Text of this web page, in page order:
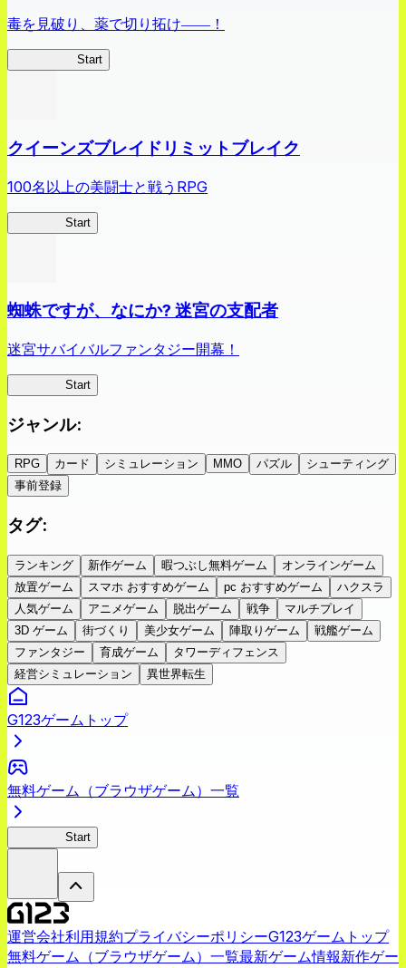
毒を見破り、薬で切り拓け――！
Start
クイーンズブレイドリミットブレイク
100名以上の美闘士と戦うRPG
Start
蜘蛛ですが、なにか? 迷宮の支配者
迷宮サバイバルファンタジー開幕！
Start
ジャンル:
RPG カード シミュレーション MMO パズル
シューティング
事前登録
タグ:
ランキング 新作ゲーム 暇つぶし無料ゲーム
オンラインゲーム
放置ゲーム
スマホ おすすめゲーム pc おすすめゲーム
ハクスラ
人気ゲーム
アニメゲーム 脱出ゲーム 戦争
マルチプレイ
3D ゲーム
街づくり 美少女ゲーム 陣取りゲーム
戦艦ゲーム
ファンタジー
育成ゲーム
タワーディフェンス
経営シミュレーション
異世界転生
G123ゲームトップ
無料ゲーム（ブラウザゲーム）一覧
Start
運営会社利用規約プライバシーポリシーG123ゲームトップ
無料ゲーム（ブラウザゲーム）一覧最新ゲーム情報新作ゲー